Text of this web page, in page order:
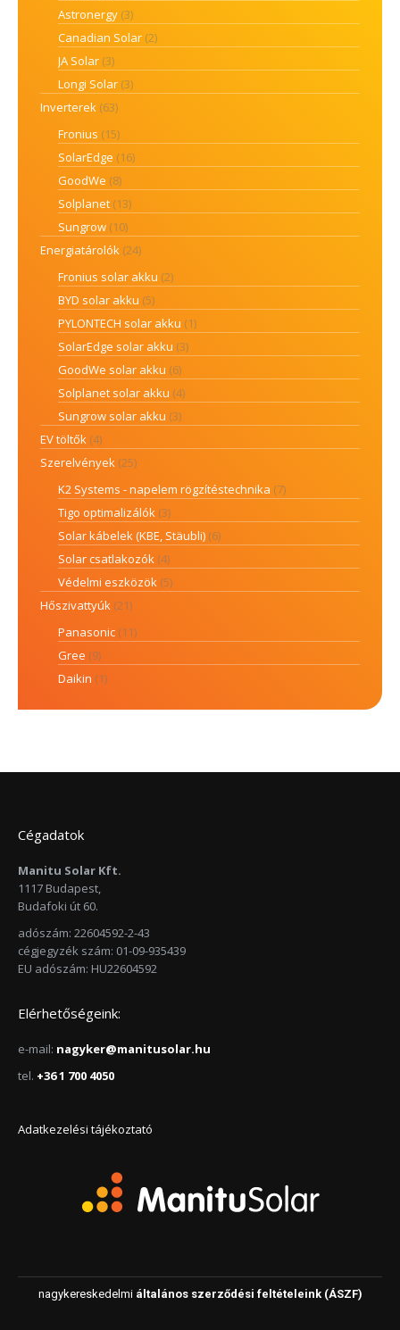
Astronergy (3)
Canadian Solar (2)
JA Solar (3)
Longi Solar (3)
Inverterek (63)
Fronius (15)
SolarEdge (16)
GoodWe (8)
Solplanet (13)
Sungrow (10)
Energiatárolók (24)
Fronius solar akku (2)
BYD solar akku (5)
PYLONTECH solar akku (1)
SolarEdge solar akku (3)
GoodWe solar akku (6)
Solplanet solar akku (4)
Sungrow solar akku (3)
EV töltők (4)
Szerelvények (25)
K2 Systems - napelem rögzítéstechnika (7)
Tigo optimalizálók (3)
Solar kábelek (KBE, Stäubli) (6)
Solar csatlakozók (4)
Védelmi eszközök (5)
Hőszivattyúk (21)
Panasonic (11)
Gree (9)
Daikin (1)
Cégadatok
Manitu Solar Kft.
1117 Budapest,
Budafoki út 60.
adószám: 22604592-2-43
cégjegyzék szám: 01-09-935439
EU adószám: HU22604592
Elérhetőségeink:
e-mail: nagyker@manitusolar.hu
tel. +36 1 700 4050
Adatkezelési tájékoztató
nagykereskedelmi általános szerződési feltételeink (ÁSZF)